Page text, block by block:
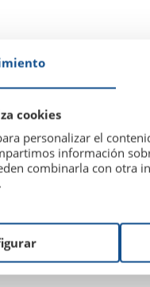
€
€
cookies
personalizar el
información
combinarla con otra